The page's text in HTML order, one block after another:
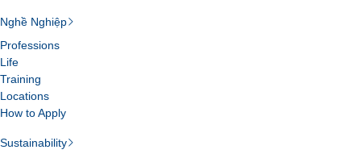
Nghề Nghiệp
Professions
Life
Training
Locations
How to Apply
Sustainability